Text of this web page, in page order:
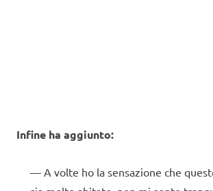
Infine ha aggiunto:
A volte ho la sensazione che